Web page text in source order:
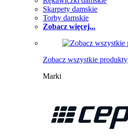
Skarpety damskie
Torby damskie
Zobacz więcej...
Zobacz wszystkie produkty
Marki